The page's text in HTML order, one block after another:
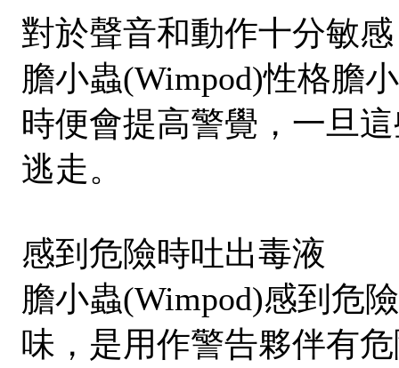
對於聲音和動作十分敏感
膽小蟲(Wimpod)性格膽
時便會提高警覺，一旦
逃走。
感到危險時吐出毒液
膽小蟲(Wimpod)感到危
味，是用作警告夥伴有